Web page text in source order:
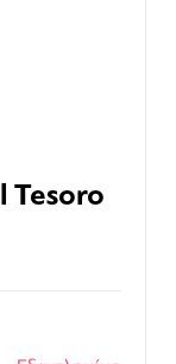
Tesoro